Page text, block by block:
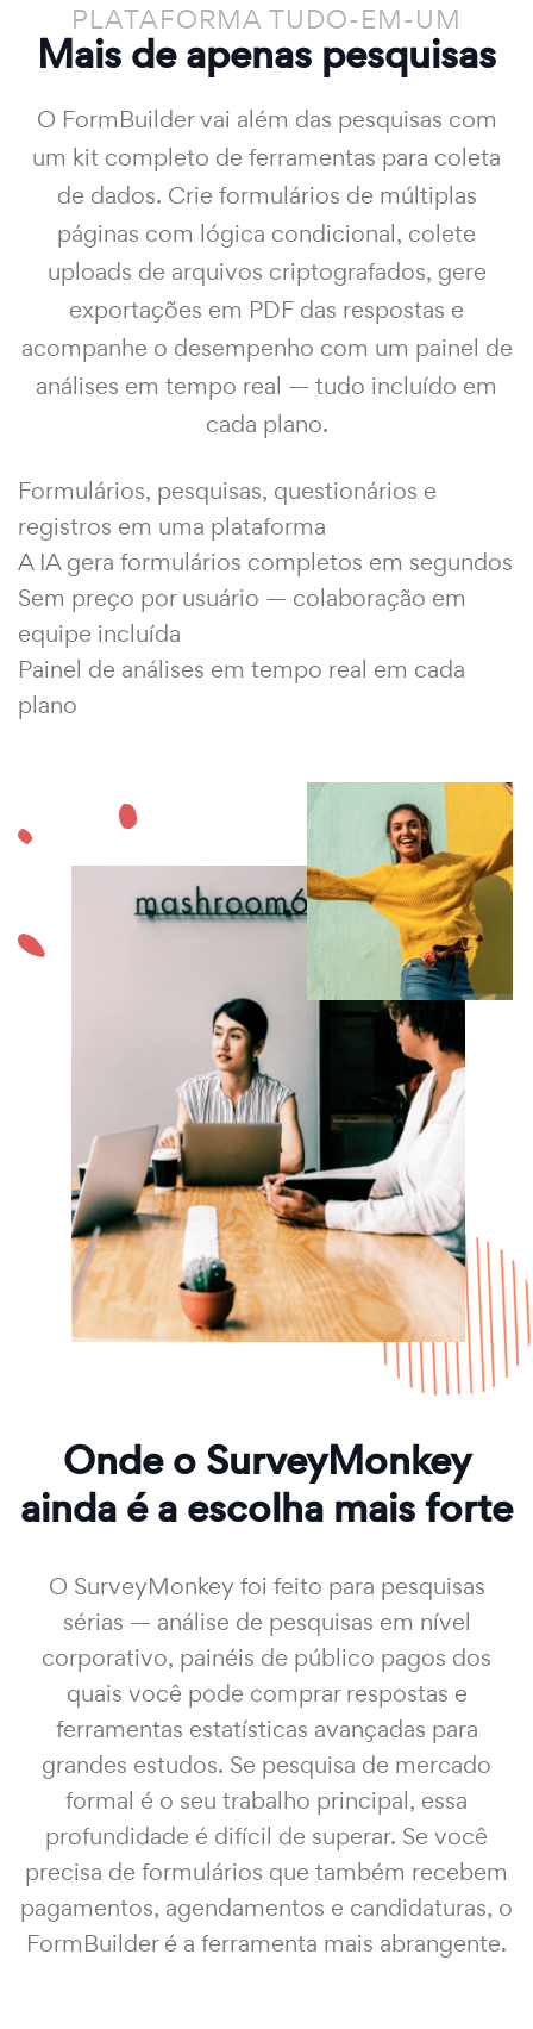
PLATAFORMA TUDO-EM-UM
Mais deapenas pesquisas
O FormBuilder vai além das pesquisas com
um kit completo de ferramentas para coleta
de dados. Crie formulários de múltiplas
páginas com lógica condicional, colete
uploads de arquivos criptografados, gere
exportações em PDF das respostas e
acompanhe o desempenho com um painel de
análises em tempo real — tudo incluído em
cada plano.
Formulários, pesquisas, questionários e
registros em uma plataforma
A IA gera formulários completos em segundos
Sem preço por usuário — colaboração em
equipe incluída
Painel de análises em tempo real em cada
plano
Onde o SurveyMonkey
ainda é a escolha mais forte
O SurveyMonkey foi feito para pesquisas
sérias — análise de pesquisas em nível
corporativo, painéis de público pagos dos
quais você pode comprar respostas e
ferramentas estatísticas avançadas para
grandes estudos. Se pesquisa de mercado
formal é o seu trabalho principal, essa
profundidade é difícil de superar. Se você
precisa de formulários que também recebem
pagamentos, agendamentos e candidaturas, o
FormBuilder é a ferramenta mais abrangente.